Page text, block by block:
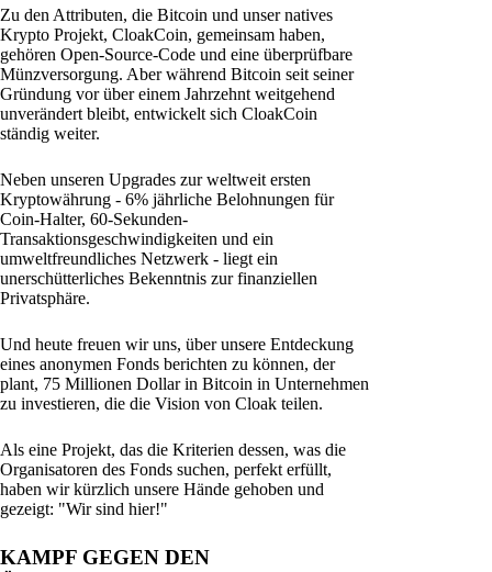
Zu den Attributen, die Bitcoin und unser natives
Krypto Projekt, CloakCoin, gemeinsam haben,
gehören Open-Source-Code und eine überprüfbare
Münzversorgung. Aber während Bitcoin seit seiner
Gründung vor über einem Jahrzehnt weitgehend
unverändert bleibt, entwickelt sich CloakCoin
ständig weiter.
Neben unseren Upgrades zur weltweit ersten
Kryptowährung - 6% jährliche Belohnungen für
Coin-Halter, 60-Sekunden-
Transaktionsgeschwindigkeiten und ein
umweltfreundliches Netzwerk - liegt ein
unerschütterliches Bekenntnis zur finanziellen
Privatsphäre.
Und heute freuen wir uns, über unsere Entdeckung
eines anonymen Fonds berichten zu können, der
plant, 75 Millionen Dollar in Bitcoin in Unternehmen
zu investieren, die die Vision von Cloak teilen.
Als eine Projekt, das die Kriterien dessen, was die
Organisatoren des Fonds suchen, perfekt erfüllt,
haben wir kürzlich unsere Hände gehoben und
gezeigt: "Wir sind hier!"
KAMPF GEGEN DEN